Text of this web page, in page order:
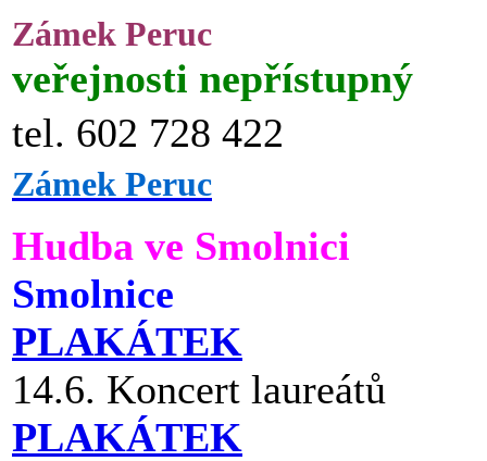
Zámek Peruc
veřejnosti nepřístupný
tel. 602 728 422
Zámek Peruc
Hudba ve Smolnici
Smolnice
PLAKÁTEK
14.6. Koncert laureátů
PLAKÁTEK